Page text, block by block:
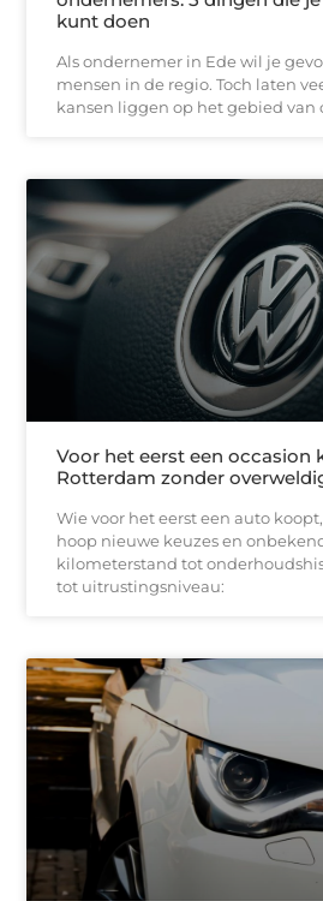
kunt doen
Als ondernemer in Ede wil je
mensen in de regio. Toch laten
kansen liggen op het gebied van
Voor het eerst een occasion
Rotterdam zonder
Wie voor het eerst een auto
hoop nieuwe keuzes en
kilometerstand tot
tot uitrustingsniveau: